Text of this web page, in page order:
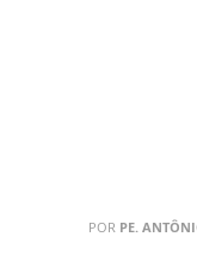
POR PE.